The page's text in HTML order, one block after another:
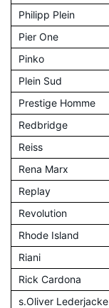
Philipp Plein
Pier One
Pinko
Plein Sud
Prestige Homme
Redbridge
Reiss
Rena Marx
Replay
Revolution
Rhode Island
Riani
Rick Cardona
s.Oliver Lederjacke